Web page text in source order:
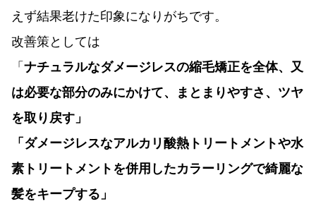
えず結果老けた印象になりがちです。
改善策としては
「 ナチュラルなダメージレスの縮毛矯正を全体、又
は必要な部分のみにかけて、まとまりやすさ、ツヤ
を取り戻す」
「ダメージレスなアルカリ酸熱トリートメントや水
素トリートメントを併用したカラーリングで綺麗な
髪をキープする」